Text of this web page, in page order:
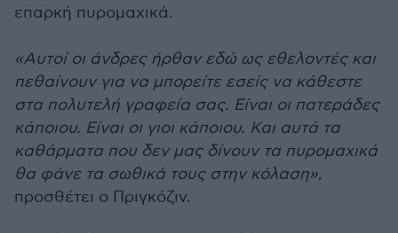
επαρκή πυρομαχικά.
«Αυτοί οι άνδρες ήρθαν εδώ ως εθελοντές και
πεθαίνουν για να μπορείτε εσείς να κάθεστε
στα πολυτελή γραφεία σας. Είναι οι πατεράδες
κάποιου. Είναι οι γιοι κάποιου. Και αυτά τα
καθάρματα που δεν μας δίνουν τα πυρομαχικά
θα φάνε τα σωθικά τους στην κόλαση»,
προσθέτει ο Πριγκόζιν.